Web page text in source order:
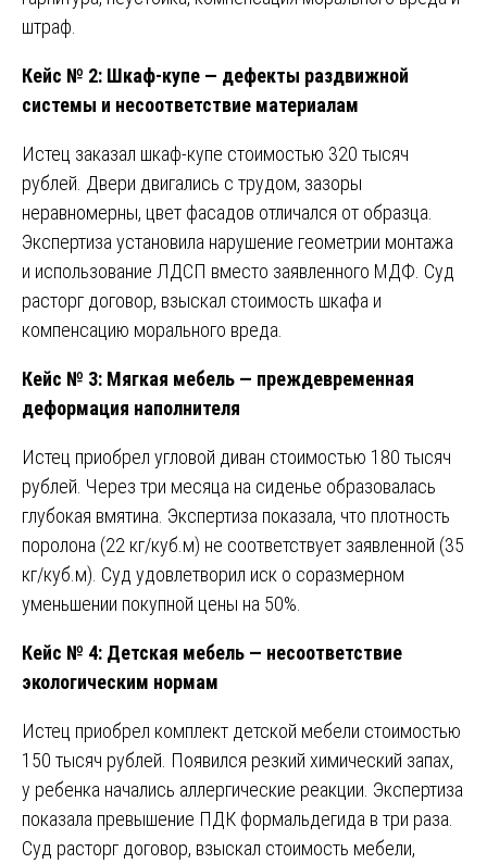
штраф.
Кейс № 2: Шкаф-купе — дефекты раздвижной
системы и несоответствие материалам
Истец заказал шкаф-купе стоимостью 320 тысяч
рублей. Двери двигались с трудом, зазоры
неравномерны, цвет фасадов отличался от образца.
Экспертиза установила нарушение геометрии монтажа
и использование ЛДСП вместо заявленного МДФ. Суд
расторг договор, взыскал стоимость шкафа и
компенсацию морального вреда.
Кейс № 3: Мягкая мебель — преждевременная
деформация наполнителя
Истец приобрел угловой диван стоимостью 180 тысяч
рублей. Через три месяца на сиденье образовалась
глубокая вмятина. Экспертиза показала, что плотность
поролона (22 кг/куб.м) не соответствует заявленной (35
кг/куб.м). Суд удовлетворил иск о соразмерном
уменьшении покупной цены на 50%.
Кейс № 4: Детская мебель — несоответствие
экологическим нормам
Истец приобрел комплект детской мебели стоимостью
150 тысяч рублей. Появился резкий химический запах,
у ребенка начались аллергические реакции. Экспертиза
показала превышение ПДК формальдегида в три раза.
Суд расторг договор, взыскал стоимость мебели,